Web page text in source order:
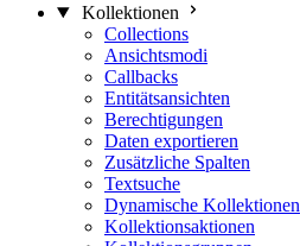
Kollektionen
Collections
Ansichtsmodi
Callbacks
Entitätsansichten
Berechtigungen
Daten exportieren
Zusätzliche Spalten
Textsuche
Dynamische Kollektionen
Kollektionsaktionen